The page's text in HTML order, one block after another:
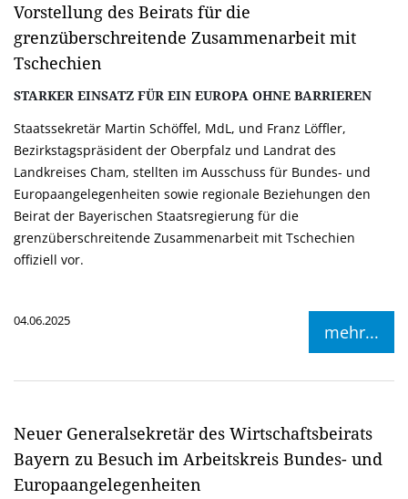
Vorstellung des Beirats für die
grenzüberschreitende Zusammenarbeit mit
Tschechien
STARKER EINSATZ FÜR EIN EUROPA OHNE BARRIEREN
Staatssekretär Martin Schöffel, MdL, und Franz Löffler,
Bezirkstagspräsident der Oberpfalz und Landrat des
Landkreises Cham, stellten im Ausschuss für Bundes- und
Europaangelegenheiten sowie regionale Beziehungen den
Beirat der Bayerischen Staatsregierung für die
grenzüberschreitende Zusammenarbeit mit Tschechien
offiziell vor.
04.06.2025
mehr...
Neuer Generalsekretär des Wirtschaftsbeirats
Bayern zu Besuch im Arbeitskreis Bundes- und
Europaangelegenheiten